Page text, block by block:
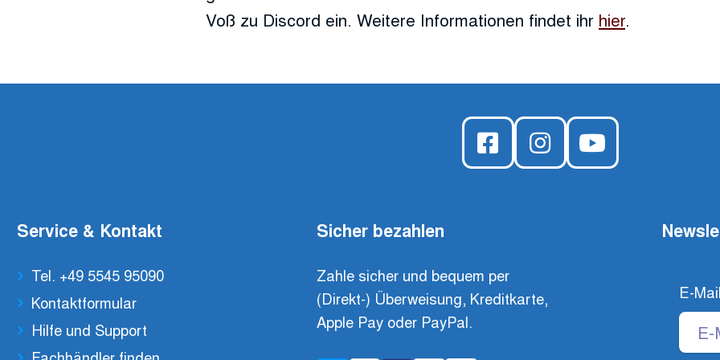
Voß zu Discord ein. Weitere Informationen findet ihr hier.
Service & Kontakt
Tel. +49 5545 95090
Kontaktformular
Hilfe und Support
Sicher bezahlen
Zahle sicher und bequem per
(Direkt-) Überweisung, Kreditkarte,
Apple Pay oder PayPal.
E-